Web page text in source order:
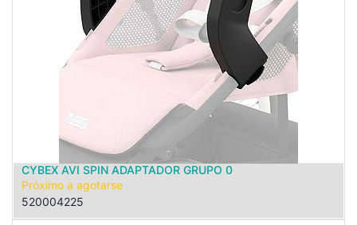
CYBEX AVI SPIN ADAPTADOR GRUPO 0
Próximo a agotarse
520004225